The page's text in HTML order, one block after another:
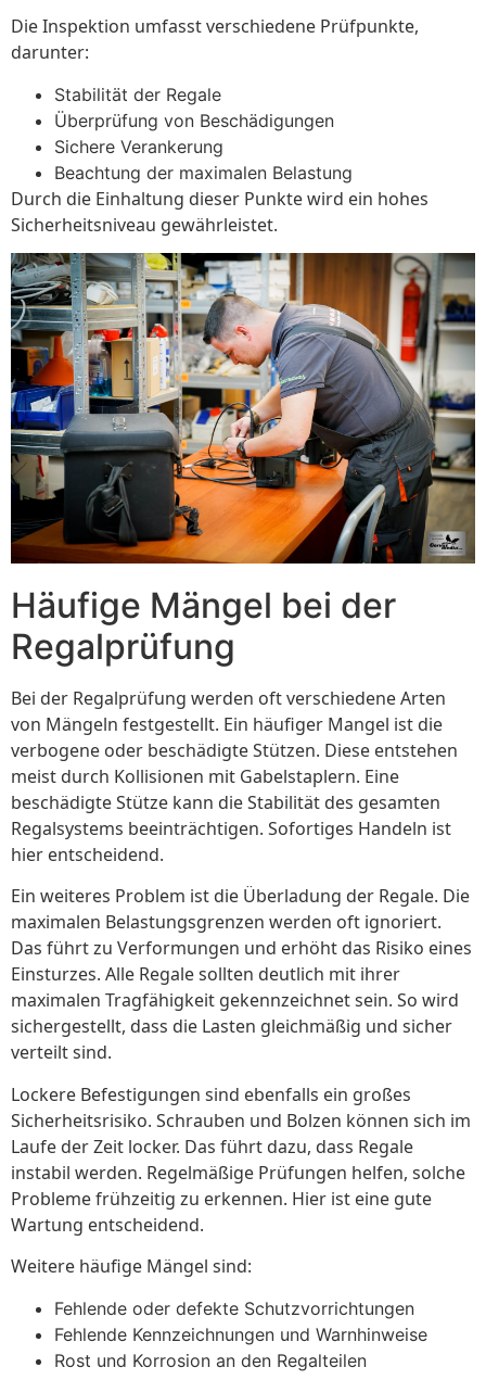
Die Inspektion umfasst verschiedene Prüfpunkte,
darunter:
Stabilität der Regale
Überprüfung von Beschädigungen
Sichere Verankerung
Beachtung der maximalen Belastung
Durch die Einhaltung dieser Punkte wird ein hohes
Sicherheitsniveau gewährleistet.
Häufige Mängel bei der
Regalprüfung
Bei der Regalprüfung werden oft verschiedene Arten
von Mängeln festgestellt. Ein häufiger Mangel ist die
verbogene oder beschädigte Stützen. Diese entstehen
meist durch Kollisionen mit Gabelstaplern. Eine
beschädigte Stütze kann die Stabilität des gesamten
Regalsystems beeinträchtigen. Sofortiges Handeln ist
hier entscheidend.
Ein weiteres Problem ist die Überladung der Regale. Die
maximalen Belastungsgrenzen werden oft ignoriert.
Das führt zu Verformungen und erhöht das Risiko eines
Einsturzes. Alle Regale sollten deutlich mit ihrer
maximalen Tragfähigkeit gekennzeichnet sein. So wird
sichergestellt, dass die Lasten gleichmäßig und sicher
verteilt sind.
Lockere Befestigungen sind ebenfalls ein großes
Sicherheitsrisiko. Schrauben und Bolzen können sich im
Laufe der Zeit locker. Das führt dazu, dass Regale
instabil werden. Regelmäßige Prüfungen helfen, solche
Probleme frühzeitig zu erkennen. Hier ist eine gute
Wartung entscheidend.
Weitere häufige Mängel sind:
Fehlende oder defekte Schutzvorrichtungen
Fehlende Kennzeichnungen und Warnhinweise
Rost und Korrosion an den Regalteilen